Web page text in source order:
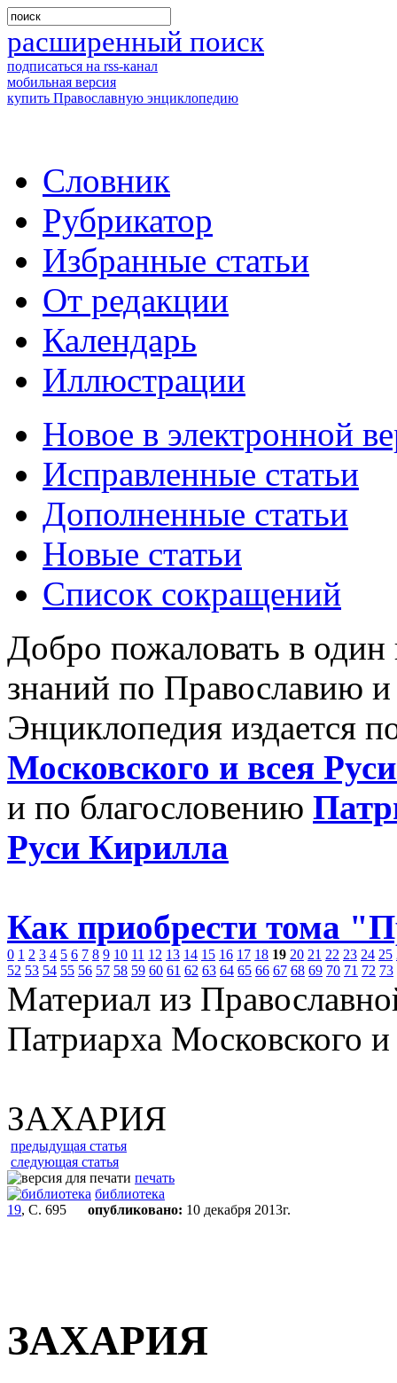
расширенный поиск
подписаться на rss-канал
мобильная версия
купить Православную энциклопедию
Словник
Рубрикатор
Избранные статьи
От редакции
Календарь
Иллюстрации
Новое в электронной
Исправленные статьи
Дополненные статьи
Новые статьи
Список сокращений
Добро пожаловать в
знаний по Православию
Энциклопедия издается
Московского и всея
и по благословению
Руси Кирилла
Как приобрести тома
0 1 2 3 4 5 6 7 8 9 10 11 12 13 14 15 16 17 18 19 20 21 22 23 24 25
52 53 54 55 56 57 58 59 60 61 62 63 64 65 66 67 68 69 70 71 72 73
Материал из
Патриарха Московского
ЗАХАРИЯ
предыдущая статья
следующая статья
печать
библиотека
19, С. 695 опубликовано: 10 декабря 2013г.
ЗАХАРИЯ